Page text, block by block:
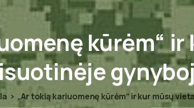
kūrėm“ir
„Ar tokią kariuomenę kūrėm“ ir kur mūsų